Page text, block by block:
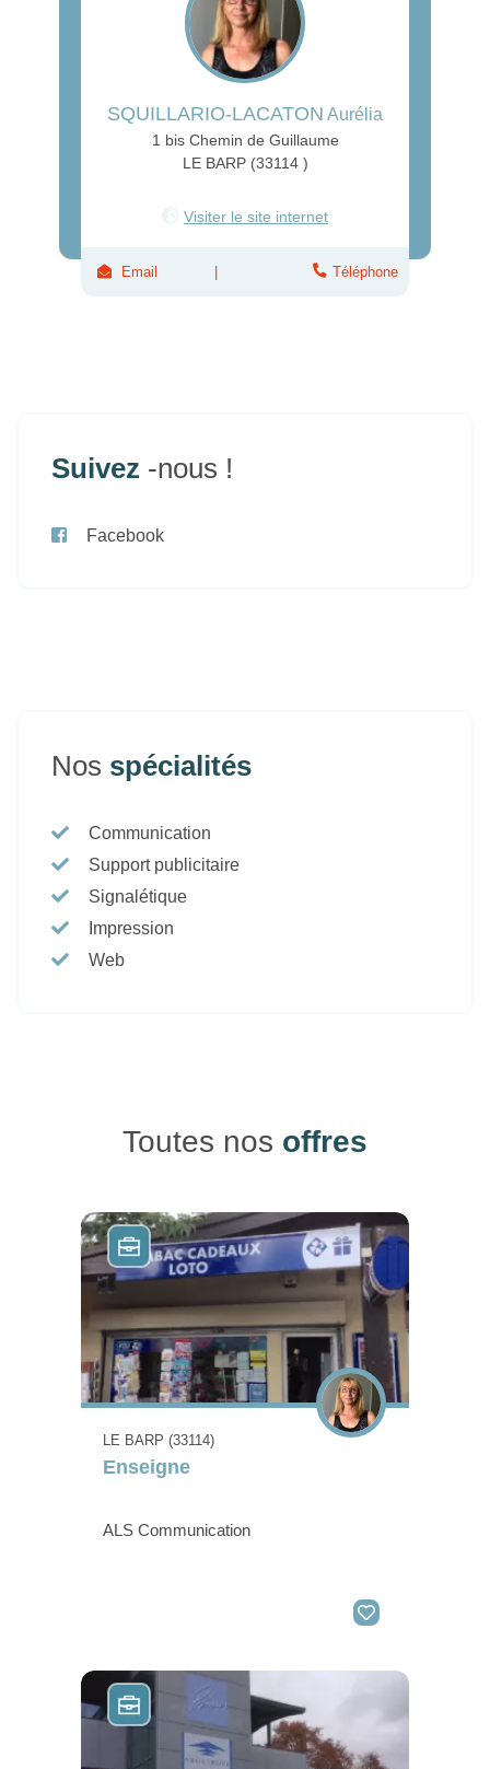
SQUILLARIO-LACATON Aurélia
1 bis Chemin de Guillaume
LE BARP (33114 )
Visiter le site internet
Email Téléphone
Suivez -nous !
Facebook
Nos spécialités
Communication
Support publicitaire
Signalétique
Impression
Web
Toutes nos offres
LE BARP (33114)
Enseigne
ALS Communication